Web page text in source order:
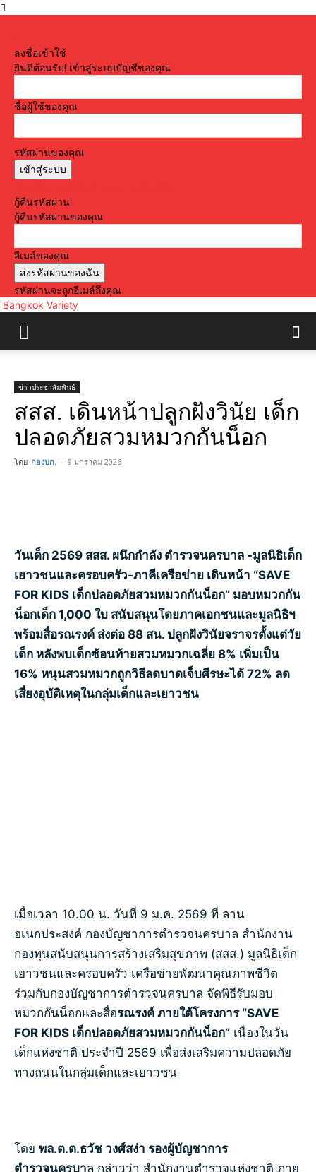
ลงชื่อเข้าใช้
ยินดีต้อนรับ! เข้าสู่ระบบบัญชีของคุณ
ชื่อผู้ใช้ของคุณ
รหัสผ่านของคุณ
กู้คืนรหัสผ่าน
กู้คืนรหัสผ่านของคุณ
อีเมล์ของคุณ
รหัสผ่านจะถูกอีเมล์ถึงคุณ
Bangkok Variety
ข่าวประชาสัมพันธ์
สสส. เดินหน้าปลูกฝังวินัย เด็ก
ปลอดภัยสวมหมวกกันน็อก
โดย กองบก. - 9 มกราคม 2026
วันเด็ก 2569 สสส. ผนึกกำลัง ตำรวจนครบาล -มูลนิธิเด็ก
เยาวชนและครอบครัว-ภาคีเครือข่าย เดินหน้า “SAVE
FOR KIDS เด็กปลอดภัยสวมหมวกกันน็อก” มอบหมวกกัน
น็อกเด็ก 1,000 ใบ สนับสนุนโดยภาคเอกชนและมูลนิธิฯ
พร้อมสื่อรณรงค์ ส่งต่อ 88 สน. ปลูกฝังวินัยจราจรตั้งแต่วัย
เด็ก หลังพบเด็กซ้อนท้ายสวมหมวกเฉลี่ย 8% เพิ่มเป็น
16% หนุนสวมหมวกถูกวิธีลดบาดเจ็บศีรษะได้ 72% ลด
เสี่ยงอุบัติเหตุในกลุ่มเด็กและเยาวชน
เมื่อเวลา 10.00 น. วันที่ 9 ม.ค. 2569 ที่ ลาน
อเนกประสงค์ กองบัญชาการตำรวจนครบาล สำนักงาน
กองทุนสนับสนุนการสร้างเสริมสุขภาพ (สสส.) มูลนิธิเด็ก
เยาวชนและครอบครัว เครือข่ายพัฒนาคุณภาพชีวิต
ร่วมกับกองบัญชาการตำรวจนครบาล จัดพิธีรับมอบ
หมวกกันน็อกและสื่อรณรงค์ ภายใต้โครงการ “SAVE
FOR KIDS เด็กปลอดภัยสวมหมวกกันน็อก” เนื่องในวัน
เด็กแห่งชาติ ประจำปี 2569 เพื่อส่งเสริมความปลอดภัย
ทางถนนในกลุ่มเด็กและเยาวชน
โดย พล.ต.ต.ธวัช วงศ์สง่า รองผู้บัญชาการ
ตำรวจนครบาล กล่าวว่า สำนักงานตำรวจแห่งชาติ ภาย